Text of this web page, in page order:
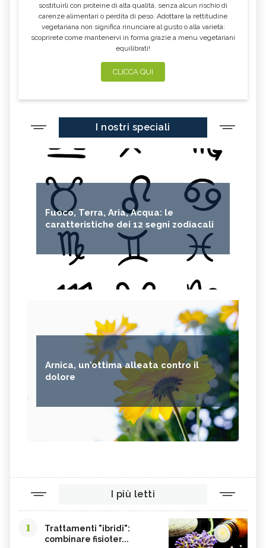
sostituirli con proteine di alta qualità, senza alcun rischio di
carenze alimentari o perdita di peso. Adottare la rettitudine
vegetariana non significa rinunciare al gusto o alla varietà:
scoprirete come mantenervi in forma grazie a menu vegetariani
equilibrati!
CLICCA QUI
I nostri speciali
Fuoco, Terra, Aria, Acqua: le
caratteristiche dei 12 segni zodiacali
Arnica, un'ottima alleata contro il
dolore
I più letti
1
Trattamenti "ibridi":
combinare fisioter...